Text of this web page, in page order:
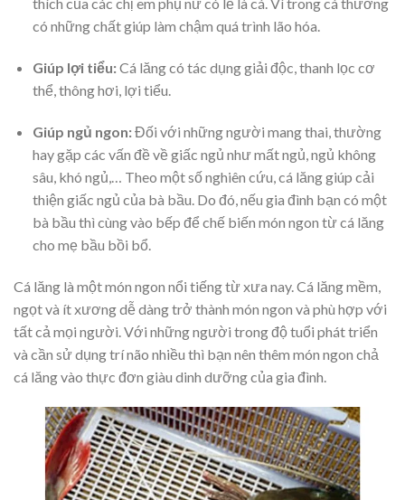
thích của các chị em phụ nữ có lẽ là cá. Vì trong cá thường
có những chất giúp làm chậm quá trình lão hóa.
Giúp lợi tiểu:Cá lăng có tác dụng giải độc, thanh lọc cơ
thể, thông hơi, lợi tiểu.
Giúp ngủ ngon:Đối với những người mang thai, thường
hay gặp các vấn đề về giấc ngủ như mất ngủ, ngủ không
sâu, khó ngủ,… Theo một số nghiên cứu, cá lăng giúp cải
thiện giấc ngủ của bà bầu. Do đó, nếu gia đình bạn có một
bà bầu thì cùng vào bếp để chế biến món ngon từ cá lăng
cho mẹ bầu bồi bổ.
Cá lăng là một món ngon nổi tiếng từ xưa nay. Cá lăng mềm,
ngọt và ít xương dễ dàng trở thành món ngon và phù hợp với
tất cả mọi người. Với những người trong độ tuổi phát triển
và cần sử dụng trí não nhiều thì bạn nên thêm món ngon chả
cá lăng vào thực đơn giàu dinh dưỡng của gia đình.